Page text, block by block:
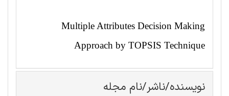
Multiple Attributes Decision Making
Approach by TOPSIS Technique
نویسنده/ناشر/نام مجله